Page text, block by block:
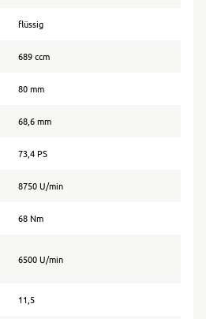
flüssig
689 ccm
80 mm
68,6 mm
73,4 PS
8750 U/min
68 Nm
6500 U/min
11,5